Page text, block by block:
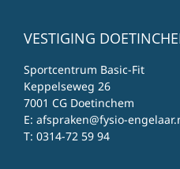
VESTIGING
Sportcentrum Basic-Fit
Keppelseweg 26
7001 CG Doetinchem
E: afspraken@fysio-
T: 0314-72 59 94